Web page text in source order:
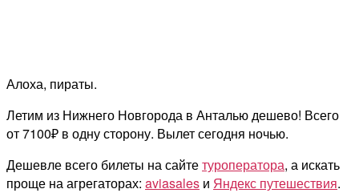
Алоха, пираты.
Летим из Нижнего Новгорода в Анталью дешево! Всего
от 7100₽ в одну сторону. Вылет сегодня ночью.
Дешевле всего билеты на сайтетуроператора, а искать
проще на агрегаторах: aviasales и Яндекс путешествия.